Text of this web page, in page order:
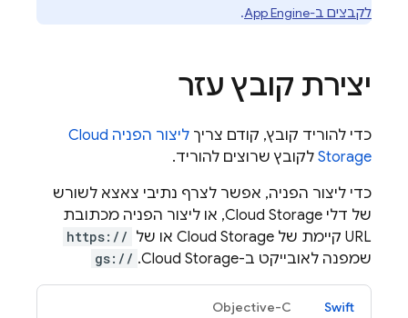
לקבצים ב-App Engine
.
יצירת קובץ עזר
כדי להוריד קובץ, קודם צריך ליצור הפניה Cloud
Storage לקובץ שרוצים להוריד.
כדי ליצור הפניה, אפשר לצרף נתיבי צאצא לשורש
של דלי Cloud Storage, או ליצור הפניה מכתובת
URL קיימת של
Cloud Storage או של https://
שמפנה לאובייקט ב-Cloud Storage
.
gs://
Swift
Objective-C